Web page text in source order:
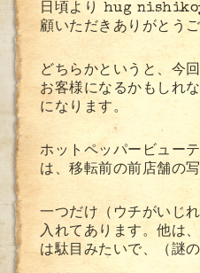
日頃より hug
顧いただきありがとうご
どちらかというと、今
お客様になるかもしれ
になります。
ホットペッパービュー
は、移転前の前店舗の
一つだけ（ウチがいじ
入れてあります。他は
は駄目みたいで、（謎